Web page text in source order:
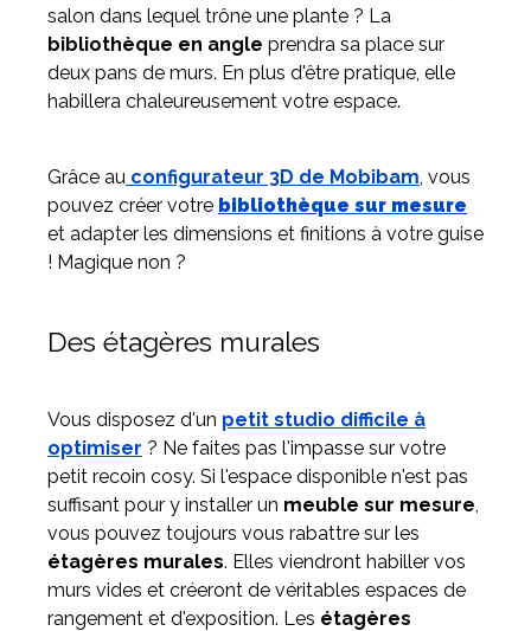
salon dans lequel trône une plante ? La
bibliothèque en angle prendra sa place sur
deux pans de murs. En plus d'être pratique, elle
habillera chaleureusement votre espace.
Grâce au configurateur 3D de Mobibam, vous
pouvez créer votre bibliothèque sur mesure
et adapter les dimensions et finitions à votre guise
! Magique non ?
Des étagères murales
Vous disposez d'un petit studio difficile à
optimiser ? Ne faites pas l'impasse sur votre
petit recoin cosy. Si l'espace disponible n'est pas
suffisant pour y installer un meuble sur mesure,
vous pouvez toujours vous rabattre sur les
étagères murales. Elles viendront habiller vos
murs vides et créeront de véritables espaces de
rangement et d'exposition. Les étagères